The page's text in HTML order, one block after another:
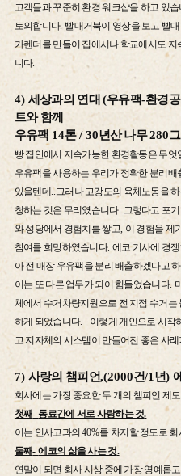
고객들과 꾸준히 환경 워크샵을 하고 있습
토의합니다. 빨대거북이 영상을 보고 빨
카렌더를 만들어 집에서나 학교에서도
니다.
4) 세상과의 연대(우유팩-환경
트와 함께
우유팩 14톤/ 30년산 나무280
빵 집안에서 지속가능한 환경활동은 무엇
우유팩을 사용하는 우리가 정확한 분리
있을텐데..그러나 고강도의 육체노동을
청하는 것은 무리였습니다. 그렇다고 포
와 성당에서 경험치를 쌓고, 이 경험을 제
참여를 희망하였습니다. 에코 기사에 경
아 전 매장 우유팩을 분리 배출하겠다고
이는 또 다른 업무가 되어 힘들었습니다.
체에서 수거차량지원으로 전 지점 수거
하게 되었습니다. 이렇게 개인으로 시작
고 지자체의 시스템이 만들어진 좋은 사
7) 사랑의 챔피언,(2000건/1 년)
회사에는 가장 중요한 두 개의 챔피언 제
첫째-동료간에 서로 사랑하는 것.
이는 인사고과의40%를 차지할 정도로
둘째-에코의 삶을 사는 것.
연말이 되면 회사 시상 중에 가장 영예롭